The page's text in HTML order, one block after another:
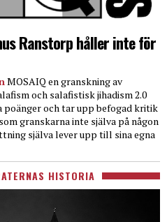
Ranstorp håller inte för
MOSAIQ en granskning av
och salafistisk jihadism 2.0
poänger och tar upp befogad kritik
granskarna inte själva på någon
själva lever upp till sina egna
HISTORIA